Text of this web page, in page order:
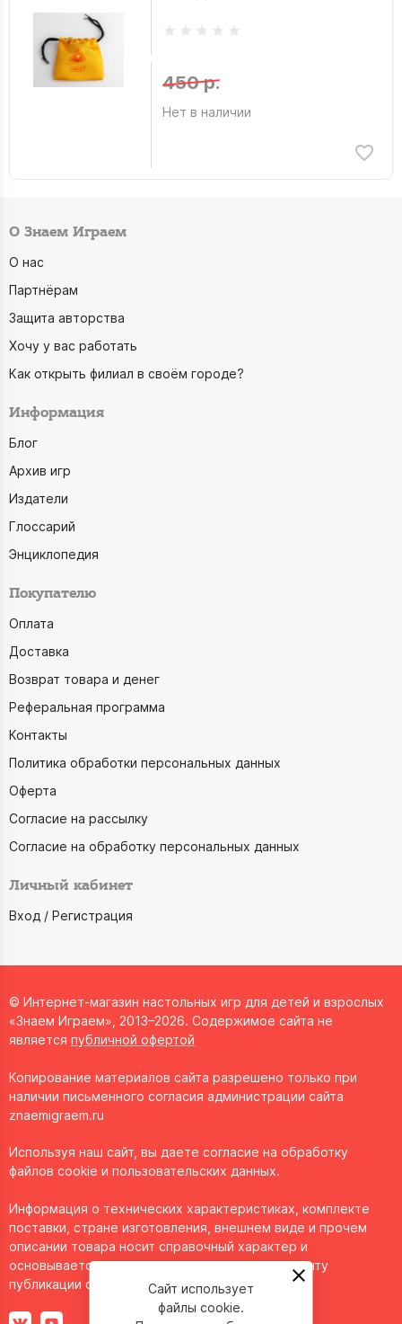
450 р.
Нет в наличии
О Знаем Играем
О нас
Партнёрам
Защита авторства
Хочу у вас работать
Как открыть филиал в своём городе?
Информация
Блог
Архив игр
Издатели
Глоссарий
Энциклопедия
Покупателю
Оплата
Доставка
Возврат товара и денег
Реферальная программа
Контакты
Политика обработки персональных данных
Оферта
Согласие на рассылку
Согласие на обработку персональных данных
Личный кабинет
Вход / Регистрация
© Интернет-магазин настольных игр для детей и взрослых
«Знаем Играем», 2013–2026. Содержимое сайта не
является публичной офертой
Копирование материалов сайта разрешено только при
наличии письменного согласия администрации сайта
znaemigraem.ru
Используя наш сайт, вы даете согласие на обработку
файлов cookie и пользовательских данных.
Информация о технических характеристиках, комплекте
поставки, стране изготовления, внешнем виде и прочем
описании товара носит справочный характер и
основывается на последних доступных к моменту
публикации сведениях.Сайт использует
файлы cookie.